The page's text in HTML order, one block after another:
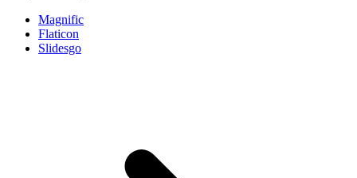
Magnific
Flaticon
Slidesgo